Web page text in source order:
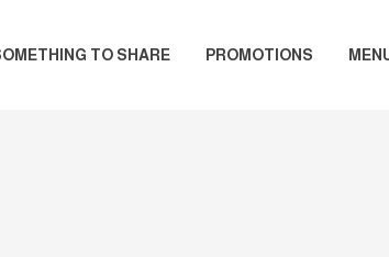
TO SHARE PROMOTIONS